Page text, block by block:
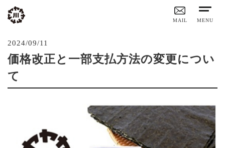
MAIL MENU
2024/09/11
価格改正と一部支払方法の変更につい
て